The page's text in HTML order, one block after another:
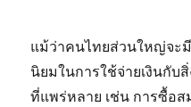
แม้ว่าคนไทยส่วนใหญ่จะ
นิยมในการใช้จ่ายเงินกับ
ที่แพร่หลาย เช่น การซื้อ